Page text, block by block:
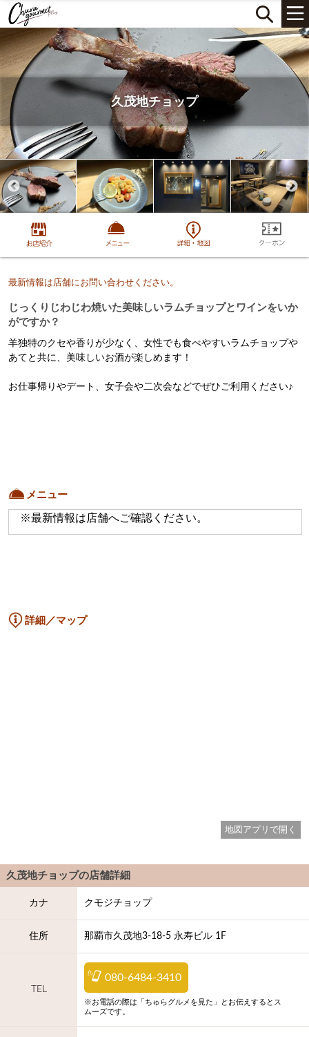
久茂地チョップ
最新情報は店舗にお問い合わせください。
じっくりじわじわ焼いた美味しいラムチョップとワインをいか
がですか？
羊独特のクセや香りが少なく、女性でも食べやすいラムチョップや
あてと共に、美味しいお酒が楽しめます！
お仕事帰りやデート、女子会や二次会などでぜひご利用ください♪
メニュー
※最新情報は店舗へご確認ください。
詳細／マップ
地図アプリで開く
久茂地チョップの店舗詳細
カナ クモジチョップ
住所 那覇市久茂地3-18-5 永寿ビル 1F
TEL
080-6484-3410
※お電話の際は「ちゅらグルメを見た」とお伝えするとス
ムーズです。